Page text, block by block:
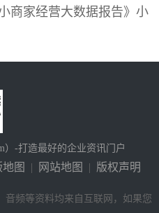
商家经营大数据报告》小
）-打造最好的企业资讯门户
图 | 网站地图 | 版权声明
音频等资料均来自互联网，如果您